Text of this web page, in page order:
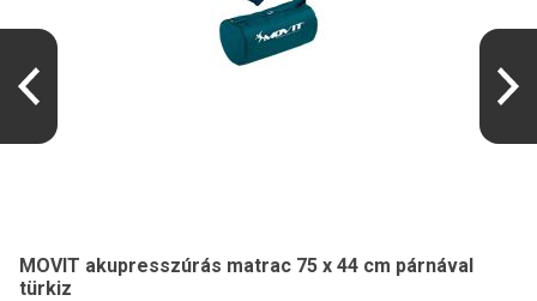
MOVIT akupresszúrás matrac 75 x 44 cm párnával
türkiz